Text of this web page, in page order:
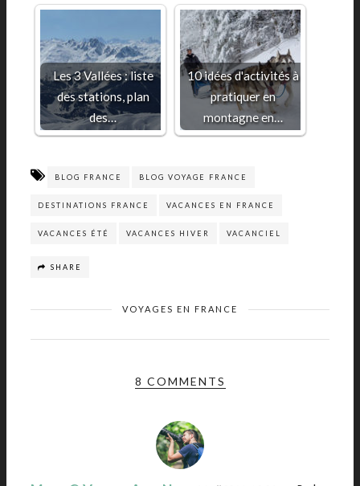
Les 3 Vallées : liste
des stations, plan
des…
10 idées d'activités à
pratiquer en
montagne en…
BLOG FRANCE BLOG VOYAGE FRANCE
DESTINATIONS FRANCE VACANCES EN FRANCE
VACANCES ÉTÉ VACANCES HIVER VACANCIEL
SHARE
VOYAGES EN FRANCE
8 COMMENTS